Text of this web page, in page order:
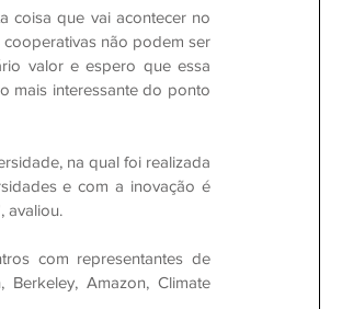
coisa que vai acontecer no
não podem ser
valor e espero que essa
mais interessante do ponto
na qual foi realizada
e com a inovação é
avaliou.
com representantes de
Amazon, Climate